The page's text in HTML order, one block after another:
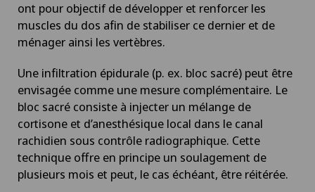
Chirurgie mini-invasive
Chirurgie oncologique
Chirurgie ophtalmique
Chirurgie orale
Chirurgie orthopédique
ont pour objectif de développer et renforcer les
muscles du dos afin de stabiliser ce dernier et de
ménager ainsi les vertèbres.
Une infiltration épidurale (p. ex. bloc sacré) peut être
envisagée comme une mesure complémentaire. Le
bloc sacré consiste à injecter un mélange de
cortisone et d’anesthésique local dans le canal
rachidien sous contrôle radiographique. Cette
technique offre en principe un soulagement de
plusieurs mois et peut, le cas échéant, être réitérée.